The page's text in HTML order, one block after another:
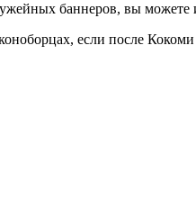
баннеров, вы можете
если после